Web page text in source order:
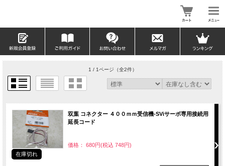
1 / 1ページ（全2件）
双葉 コネクター ４００ｍｍ受信機-SViサーボ専用接続用
延長コード
価格： 680円(税込 748円)
在庫切れ